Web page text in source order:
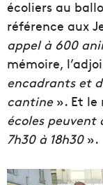
écoliers au
référence aux
appel à 600
mémoire,
encadrants et
cantine». Et le
écoles peuvent
7h30 à 18h30».